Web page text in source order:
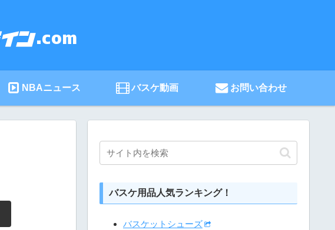
NBAニュース バスケ動画 お問い合わせ
バスケ用品人気ランキング！
バスケットシューズ